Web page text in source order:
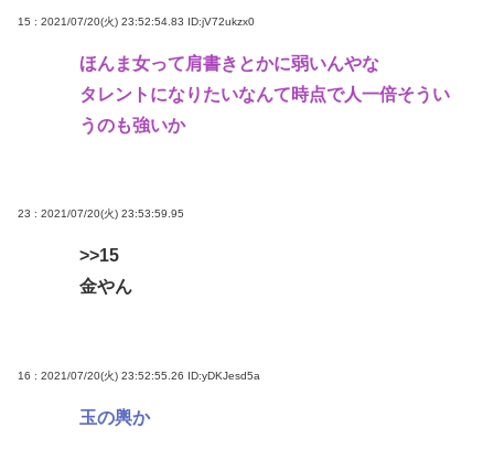
15 : 2021/07/20(火) 23:52:54.83 ID:jV72ukzx0
ほんま女って肩書きとかに弱いんやな
タレントになりたいなんて時点で人一倍そうい
うのも強いか
23 : 2021/07/20(火) 23:53:59.95
>>15
金やん
16 : 2021/07/20(火) 23:52:55.26 ID:yDKJesd5a
玉の輿か